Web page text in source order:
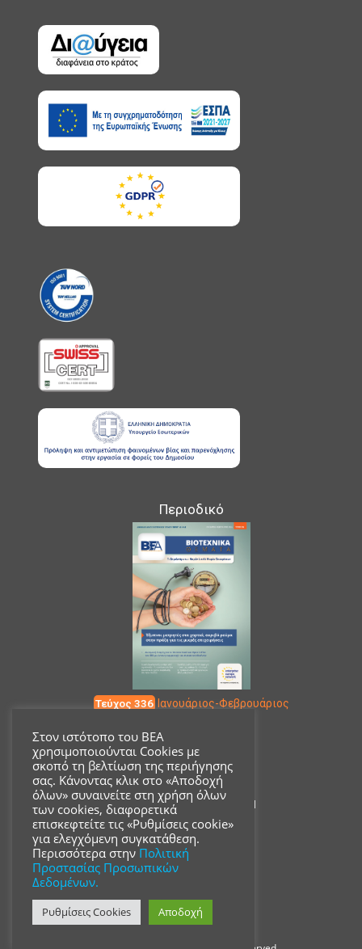
Περιοδικό
Τεύχος 336 Ιανουάριος-Φεβρουάριος
Επικοινωνία
Ακαδημίας 18, ΤΚ 10671
210 3680700
Στον ιστότοπο του ΒΕΑ
χρησιμοποιούνται Cookies με
σκοπό τη βελτίωση της περιήγησης
σας. Κάνοντας κλικ στο «Αποδοχή
όλων» συναινείτε στη χρήση όλων
των cookies, διαφορετικά
επισκεφτείτε τις «Ρυθμίσεις cookie»
για ελεγχόμενη συγκατάθεση.
Περισσότερα στην Πολιτική
Προστασίας Προσωπικών
Δεδομένων.
Ρυθμίσεις Cookies Αποδοχή